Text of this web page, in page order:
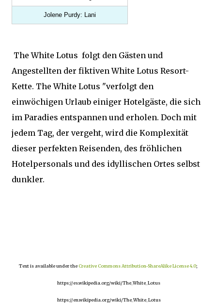
Jolene Purdy: Lani
The White Lotus folgt den Gästen und
Angestellten der fiktiven White Lotus Resort-
Kette. The White Lotus "verfolgt den
einwöchigen Urlaub einiger Hotelgäste, die sich
im Paradies entspannen und erholen. Doch mit
jedem Tag, der vergeht, wird die Komplexität
dieser perfekten Reisenden, des fröhlichen
Hotelpersonals und des idyllischen Ortes selbst
dunkler.
Text is available under the Creative Commons Attribution-ShareAlike License 4.0;
https://es.wikipedia.org/wiki/The_White_Lotus
https://en.wikipedia.org/wiki/The_White_Lotus